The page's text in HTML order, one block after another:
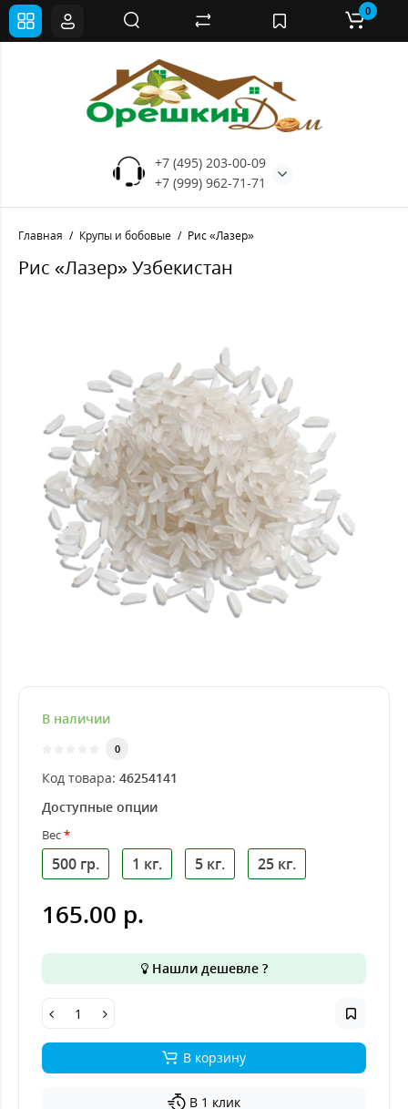
+7 (495) 203-00-09
+7 (999) 962-71-71
0
Главная Крупы и бобовые Рис «Лазер»
Рис «Лазер» Узбекистан
В наличии
0
Код товара: 46254141
Доступные опции
Вес
500 гр. 1 кг. 5 кг. 25 кг.
165.00 р.
Нашли дешевле ?
В корзину
В 1 клик